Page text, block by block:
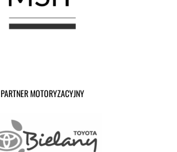
PARTNER MOTORYZACYJNY